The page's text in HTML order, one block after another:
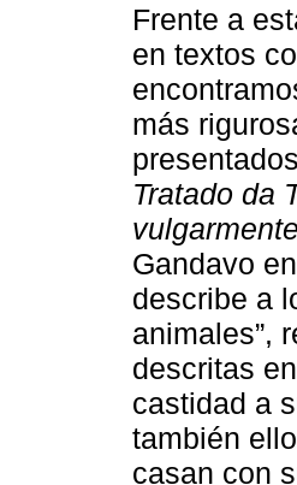
Frente a
en textos
más
Tratado da
Gandavo
describe a
animales”,
descritas
castidad a
también
casan con